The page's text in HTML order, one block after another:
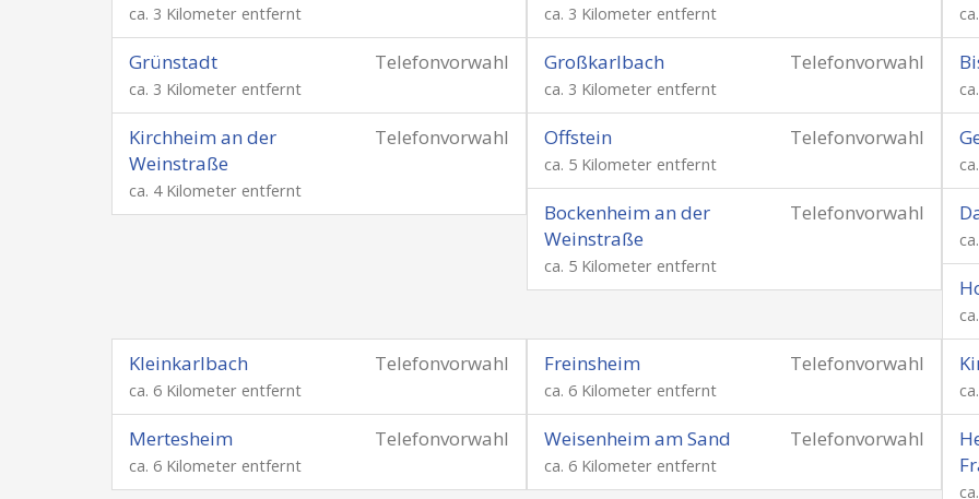
ca. 3 Kilometer entfernt ca. 3 Kilometer entfernt
Telefonvorwahl
Grünstadt
ca. 3 Kilometer entfernt
Telefonvorwahl
Großkarlbach
ca. 3 Kilometer entfernt
Telefonvorwahl
Kirchheim an der
Weinstraße
ca. 4 Kilometer entfernt
Telefonvorwahl
Offstein
ca. 5 Kilometer entfernt
Telefonvorwahl
Bockenheim an der
Weinstraße
ca. 5 Kilometer entfernt
Telefonvorwahl
Kleinkarlbach
ca. 6 Kilometer entfernt
Telefonvorwahl
Freinsheim
ca. 6 Kilometer entfernt
Telefonvorwahl
Mertesheim
ca. 6 Kilometer entfernt
Telefonvorwahl
Weisenheim am Sand
ca. 6 Kilometer entfernt